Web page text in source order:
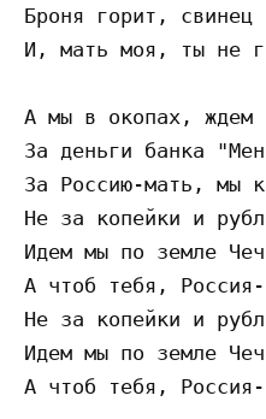
Броня горит, свинец
И, мать моя, ты не
А мы в окопах, ждем
За деньги банка
За Россию-мать, мы
Не за копейки и
Идем мы по земле
А чтоб тебя,
Не за копейки и
Идем мы по земле
А чтоб тебя,